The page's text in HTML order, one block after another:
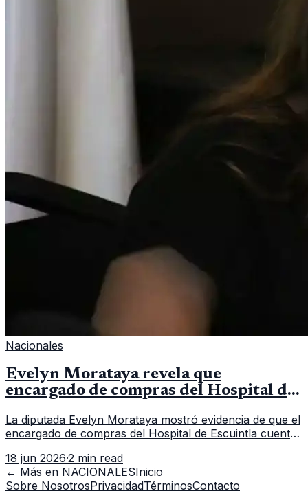
Nacionales
Evelyn Morataya revela que
encargado de compras del Hospital de
La diputada Evelyn Morataya mostró evidencia de que el
encargado de compras del Hospital de Escuintla cuenta
capacitación en la capital.
18 jun 2026·2 min read
← Más en NACIONALESInicio
Sobre NosotrosPrivacidadTérminosContacto